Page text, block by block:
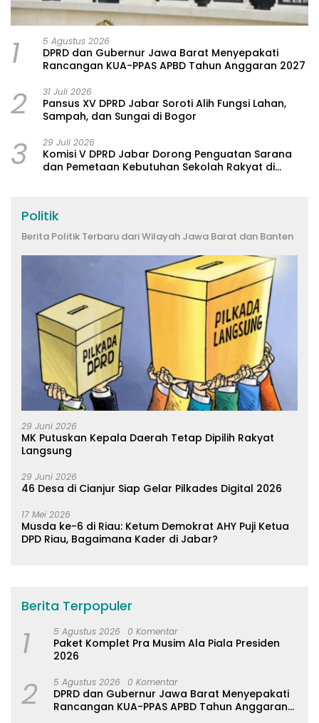
1 5 Agustus 2026
DPRD dan Gubernur Jawa Barat Menyepakati
Rancangan KUA-PPAS APBD Tahun Anggaran 2027
2 31 Juli 2026
Pansus XV DPRD Jabar Soroti Alih Fungsi Lahan,
Sampah, dan Sungai di Bogor
3 29 Juli 2026
Komisi V DPRD Jabar Dorong Penguatan Sarana
dan Pemetaan Kebutuhan Sekolah Rakyat di
Politik
Berita Politik Terbaru dari Wilayah Jawa Barat dan Banten
29 Juni 2026
MK Putuskan Kepala Daerah Tetap Dipilih Rakyat
Langsung
29 Juni 2026
46 Desa di Cianjur Siap Gelar Pilkades Digital 2026
17 Mei 2026
Musda ke-6 di Riau: Ketum Demokrat AHY Puji Ketua
DPD Riau, Bagaimana Kader di Jabar?
Berita Terpopuler
1 5 Agustus 2026 0 Komentar
Paket Komplet Pra Musim Ala Piala Presiden
2026
2 5 Agustus 2026 0 Komentar
DPRD dan Gubernur Jawa Barat Menyepakati
Rancangan KUA-PPAS APBD Tahun Anggaran